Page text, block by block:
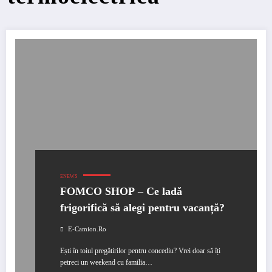
ENEWS
FOMCO SHOP – Ce ladă
frigorifică să alegi pentru vacanță?
E-Camion.ro
Ești în toiul pregătirilor pentru concediu? Vrei doar să îți
petreci un weekend cu familia…